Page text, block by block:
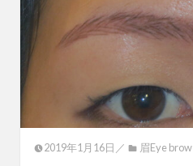
2019年1月16日／ 眉Eye brow